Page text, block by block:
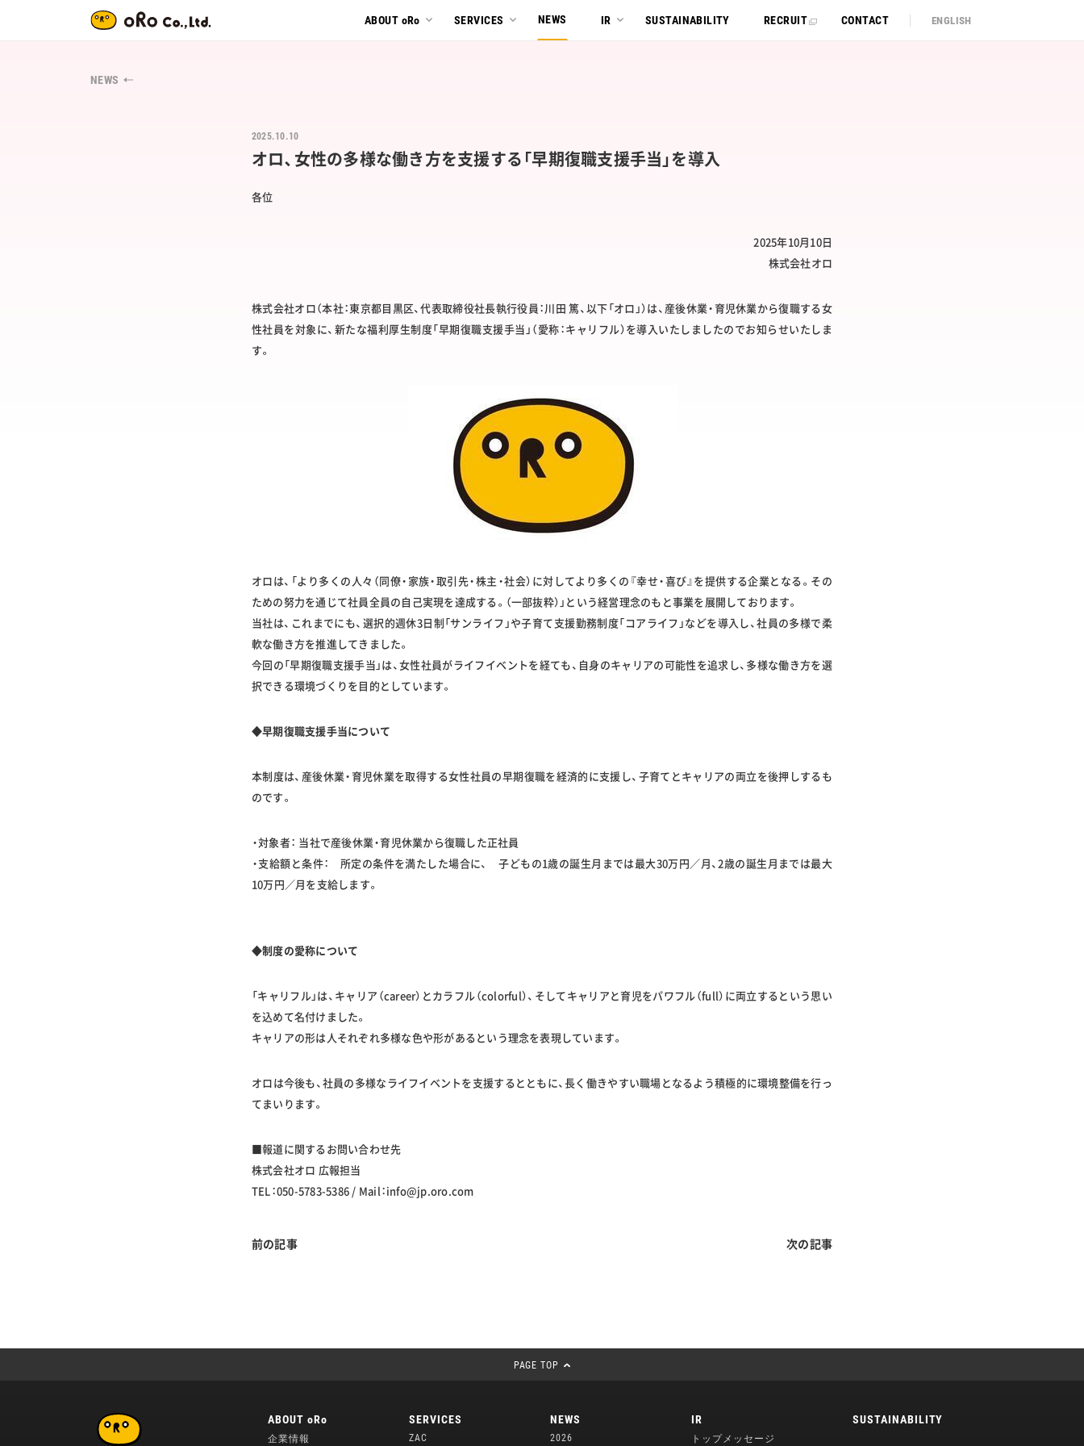
ABOUT oRo SERVICES NEWS IR SUSTAINABILITY RECRUIT CONTACT ENGLISH
NEWS
2025.10.10
オロ、女性の多様な働き方を支援する「早期復職支援手当」を導入
各位
2025年10月10日
株式会社オロ
株式会社オロ（本社：東京都目黒区、代表取締役社長執行役員：川田 篤、以下「オロ」）は、産後休業・育児休業から復職する女
性社員を対象に、新たな福利厚生制度「早期復職支援手当」（愛称：キャリフル）を導入いたしましたのでお知らせいたしま
す。
オロは、「より多くの人々（同僚・家族・取引先・株主・社会）に対してより多くの『幸せ・喜び』を提供する企業となる。その
ための努力を通じて社員全員の自己実現を達成する。（一部抜粋）」という経営理念のもと事業を展開しております。
当社は、これまでにも、選択的週休3日制「サンライフ」や子育て支援勤務制度「コアライフ」などを導入し、社員の多様で柔
軟な働き方を推進してきました。
今回の「早期復職支援手当」は、女性社員がライフイベントを経ても、自身のキャリアの可能性を追求し、多様な働き方を選
択できる環境づくりを目的としています。
◆早期復職支援手当について
本制度は、産後休業・育児休業を取得する女性社員の早期復職を経済的に支援し、子育てとキャリアの両立を後押しするも
のです。
・対象者： 当社で産後休業・育児休業から復職した正社員
・支給額と条件： 所定の条件を満たした場合に、 子どもの1歳の誕生月までは最大30万円／月、2歳の誕生月までは最大
10万円／月を支給します。
◆制度の愛称について
「キャリフル」は、キャリア（career）とカラフル（colorful）、そしてキャリアと育児をパワフル（full）に両立するという思い
を込めて名付けました。
キャリアの形は人それぞれ多様な色や形があるという理念を表現しています。
オロは今後も、社員の多様なライフイベントを支援するとともに、長く働きやすい職場となるよう積極的に環境整備を行っ
てまいります。
■報道に関するお問い合わせ先
株式会社オロ 広報担当
TEL：050-5783-5386 / Mail：info@jp.oro.com
前の記事 次の記事
PAGE TOP
ABOUT oRo
企業情報
SERVICES
ZAC
NEWS
2026
IR
トップメッセージ
SUSTAINABILITY